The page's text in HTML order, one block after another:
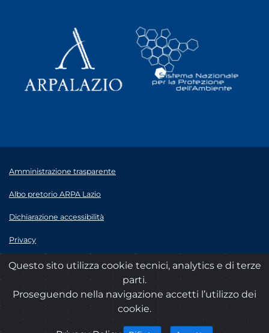
Amministrazione trasparente
Albo pretorio ARPA Lazio
Dichiarazione accessibilità
Privacy
Note legali
© 2020 ARPA Lazio - P.Iva 00915900575
Questo sito utilizza cookie tecnici, analytics e di terze
parti.
Proseguendo nella navigazione accetti l’utilizzo dei
cookie.